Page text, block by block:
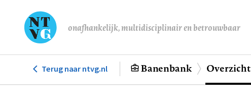
de
onafhankelijk, multidisciplinair en betrouwbaar
Hoofdnavigatie
Terug naar ntvg.nl Banenbank Overzicht